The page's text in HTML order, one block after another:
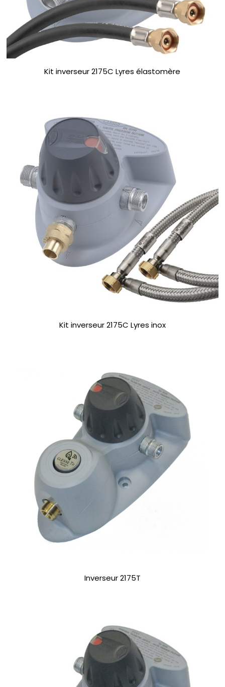
Kit inverseur 2175C Lyres élastomère
Kit inverseur 2175C Lyres inox
Inverseur 2175T